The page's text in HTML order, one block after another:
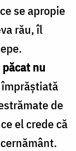
se apropie
rău, îl
nu
de
el crede că